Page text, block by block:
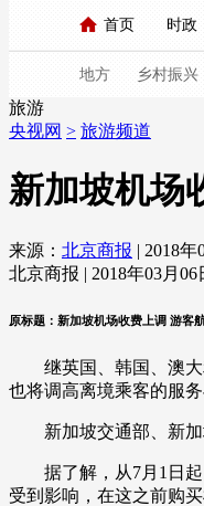
首页 时政
人民领袖习近平
直播
海外频道 iPanda
地方 乡村振兴
新闻 国
现场 前
体育 直
VIP会员
旅游
央视网 > 旅游频道
新加坡机场
来源： 北京商报 | 2018年
北京商报 | 2018年03月06
原标题：新加坡机场收费上调 游客
继英国、韩国、澳大
也将调高离境乘客的服
新加坡交通部、新加
据了解，从7月1日起
受到影响，在这之前购